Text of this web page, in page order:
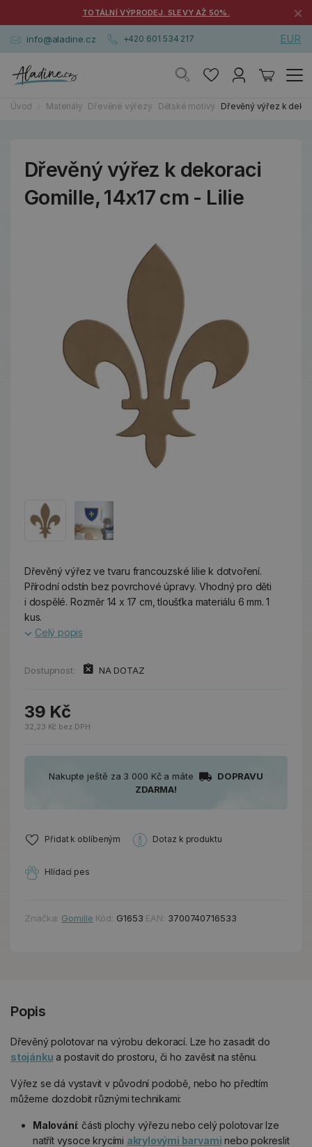
TOTÁLNÍ VÝPRODEJ. SLEVY AŽ 50%. ×
info@aladine.cz +420 601 534 217 EUR
Úvod Materiály Dřevěné výřezy Dětské motivy Dřevěný výřez k
Dřevěný výřez k dekoraci
Gomille, 14x17 cm - Lilie
Dřevěný výřez ve tvaru francouzské lilie k dotvoření.
Přírodní odstín bez povrchové úpravy. Vhodný pro děti
i dospělé. Rozměr 14 x 17 cm, tloušťka materiálu 6 mm. 1
kus.
Celý popis
Dostupnost: NA DOTAZ
39 Kč
32,23 Kč bez DPH
Nakupte ještě za 3 000 Kč a máte
DOPRAVU
ZDARMA!
Přidat k oblíbeným Dotaz k produktu
Hlídací pes
Značka: Gomille Kód: G1653 EAN: 3700740716533
Popis
Dřevěný polotovar na výrobu dekorací. Lze ho zasadit do
stojánku a postavit do prostoru, či ho zavěsit na stěnu.
Výřez se dá vystavit v původní podobě, nebo ho předtím
můžeme dozdobit různými technikami:
Malování: části plochy výřezu nebo celý polotovar lze
natřít vysoce krycími akrylovými barvami nebo pokreslit